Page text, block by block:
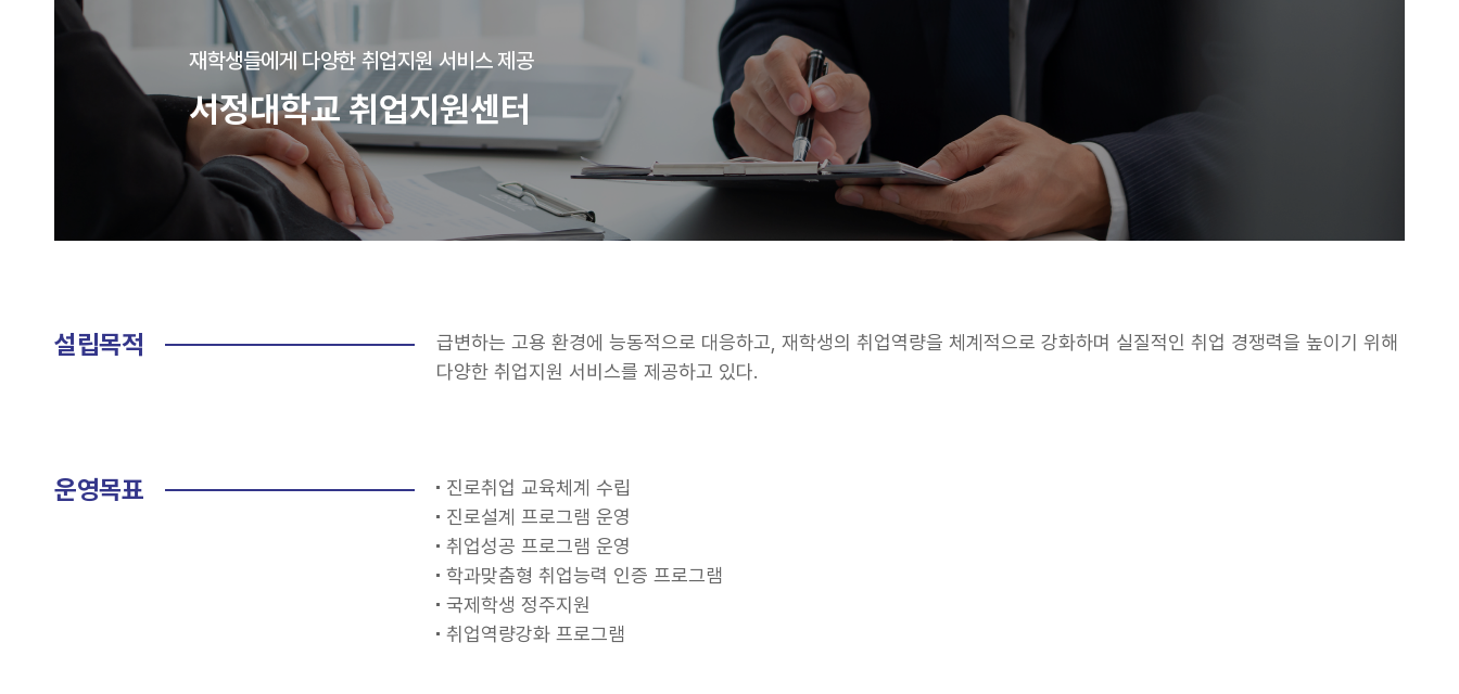
재학생들에게 다양한 취업지원 서비스 제공
서정대학교 취업지원센터
설립목적
급변하는 고용 환경에 능동적으로 대응하고, 재학생의 취업역량을 체계적으로 강화하며 실질적인 취업 경쟁력을 높이기 위해
다양한 취업지원 서비스를 제공하고 있다.
운영목표
진로취업 교육체계 수립
진로설계 프로그램 운영
취업성공 프로그램 운영
학과맞춤형 취업능력 인증 프로그램
국제학생 정주지원
취업역량강화 프로그램